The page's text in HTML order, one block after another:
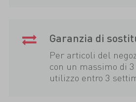
Garanzia di
Per articoli del
con un massimo di
utilizzo entro 3